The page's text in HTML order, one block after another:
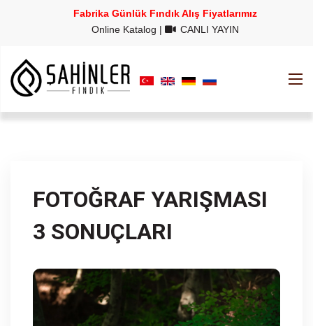
Fabrika Günlük Fındık Alış Fiyatlarımız
Online Katalog | CANLI YAYIN
FOTOĞRAF YARIŞMASI
3 SONUÇLARI